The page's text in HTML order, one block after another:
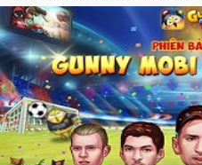
20/11 này của Gunny Mobi